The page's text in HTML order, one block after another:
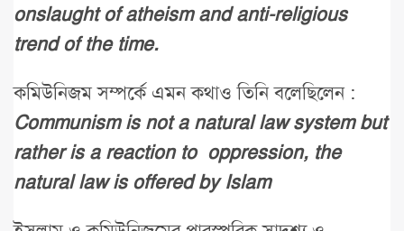
onslaught of atheism and anti-religious
trend of the time.
কমিউনিজম সম্পর্কে এমন কথাও তিনি বলেছিলেন :
Communism is not a natural law system but
rather is a reaction to oppression, the
natural law is offered by Islam